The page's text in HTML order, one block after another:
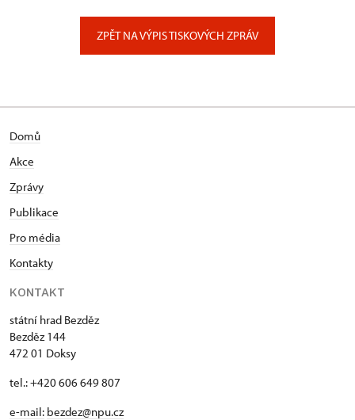
ZPĚT NA VÝPIS TISKOVÝCH ZPRÁV
Domů
Akce
Zprávy
Publikace
Pro média
Kontakty
KONTAKT
státní hrad Bezděz
Bezděz 144
472 01 Doksy
tel.: +420 606 649 807
e-mail: bezdez@npu.cz